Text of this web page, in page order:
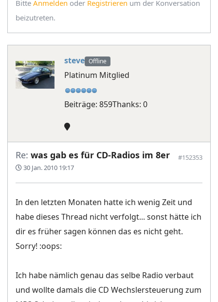
Bitte Anmelden oder Registrieren um der Konversation
beizutreten.
steve Offline
Platinum Mitglied
Beiträge: 859Thanks: 0
Re: was gab es für CD-Radios im 8er
30 Jan. 2010 19:17
#152353
In den letzten Monaten hatte ich wenig Zeit und
habe dieses Thread nicht verfolgt... sonst hätte ich
dir es früher sagen können das es nicht geht.
Sorry! :oops:
Ich habe nämlich genau das selbe Radio verbaut
und wollte damals die CD Wechslersteuerung zum